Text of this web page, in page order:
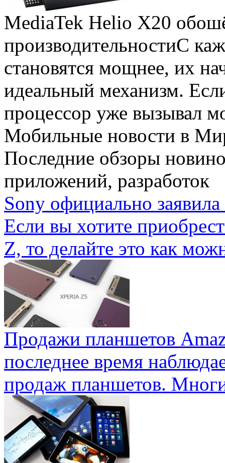
MediaTek Helio X20
производительностиС
становятся мощнее, их
идеальный механизм.
процессор уже вызывал
Мобильные новости в
Последние обзоры
приложений, разработок
Sony официально
Если вы хотите
Z, то делайте это как
Продажи планшетов
последнее время
продаж планшетов.